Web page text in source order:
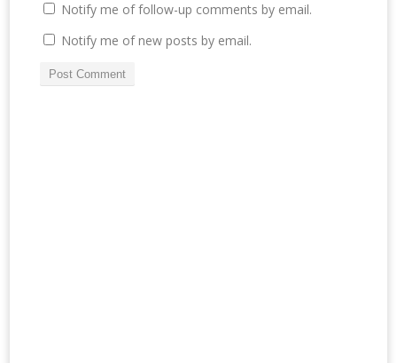
Notify me of follow-up comments by email.
Notify me of new posts by email.